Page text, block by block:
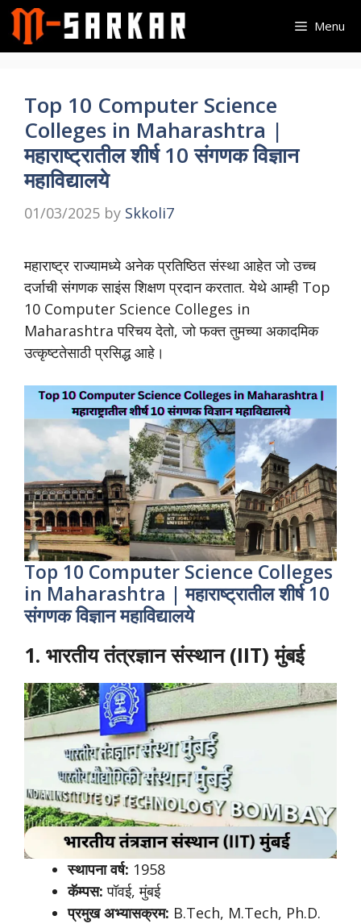
Skip
to
content
Menu
Top 10 Computer Science
Colleges in Maharashtra |
महाराष्ट्रातील शीर्ष 10 संगणक विज्ञान
महाविद्यालये
01/03/2025 by Skkoli7
महाराष्ट्र राज्यामध्ये अनेक प्रतिष्ठित संस्था आहेत जो उच्च
दर्जाची संगणक साइंस शिक्षण प्रदान करतात. येथे आम्ही Top
10 Computer Science Colleges in
Maharashtra परिचय देतो, जो फक्त तुमच्या अकादमिक
उत्कृष्टतेसाठी प्रसिद्ध आहे।
Top 10 Computer Science Colleges
in Maharashtra | महाराष्ट्रातील शीर्ष 10
संगणक विज्ञान महाविद्यालये
1. भारतीय तंत्रज्ञान संस्थान (IIT) मुंबई
स्थापना वर्ष: 1958
कॅम्पस: पॉवई, मुंबई
प्रमुख अभ्यासक्रम: B.Tech, M.Tech, Ph.D.